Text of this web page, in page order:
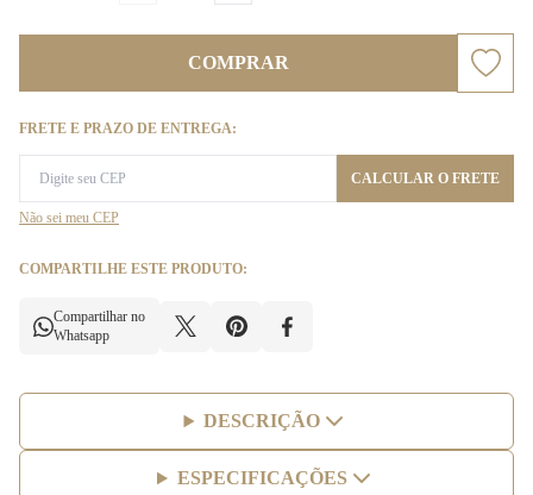
COMPRAR
FRETE E PRAZO DE ENTREGA:
CALCULAR O FRETE
Não sei meu CEP
COMPARTILHE ESTE PRODUTO:
Compartilhar no
Whatsapp
DESCRIÇÃO
ESPECIFICAÇÕES